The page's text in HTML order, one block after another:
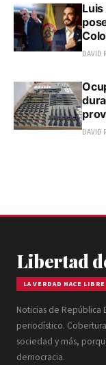
DAVID
DAVID
Libertad
LA VERDAD HACE LIBRE
Noticias de República
periodístico.
sociedad y más,
democracia.